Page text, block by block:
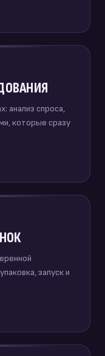
анализ спроса,
которые сразу
запуск и